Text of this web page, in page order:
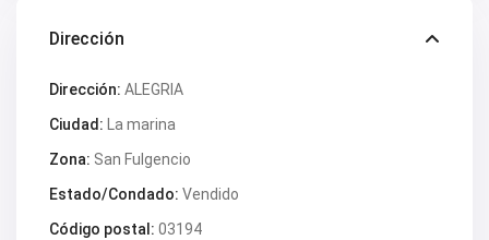
V2540
V2544
V2553
V2562
V2564
V2567
V2570
V2572
Dirección
Dirección: ALEGRIA
Ciudad:
La marina
Zona: San Fulgencio
Estado/Condado: Vendido
Código postal: 03194